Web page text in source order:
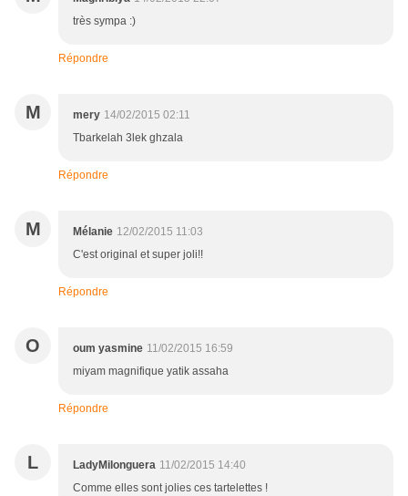
très sympa :)
Répondre
M mery 14/02/2015 02:11
Tbarkelah 3lek ghzala
Répondre
M Mélanie 12/02/2015 11:03
C'est original et super joli!!
Répondre
O oum yasmine 11/02/2015 16:59
miyam magnifique yatik assaha
Répondre
L LadyMilonguera 11/02/2015 14:40
Comme elles sont jolies ces tartelettes !